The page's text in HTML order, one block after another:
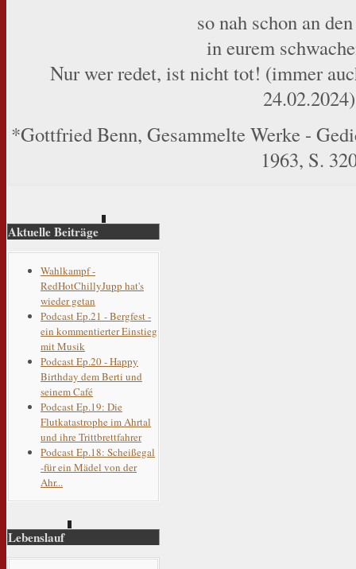
so nah schon an
in eurem
Nur wer redet, ist nicht tot! (immer
24.02.2024)
*Gottfried Benn, Gesammelte Werke -
1963, S.
Aktuelle Beiträge
Wahlkampf -
RedHotChillyJupp hat's
wieder getan
Podcast Ep.21 - Bergfest -
ein kommentierter Einstieg
mit Musik
Podcast Ep.20 - Happy
Birthday dem Berti und
seinem Café
Podcast Ep.19: Die
Flutkatastrophe im Ahrtal
und ihre Trittbrettfahrer
Podcast Ep.18: Scheißegal
-für ein Mädel von der
Ahr...
Lebenslauf